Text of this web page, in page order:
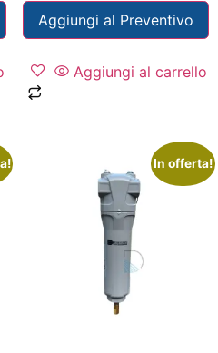
Aggiungi al Preventivo
Aggiungi al carrello
In offerta!